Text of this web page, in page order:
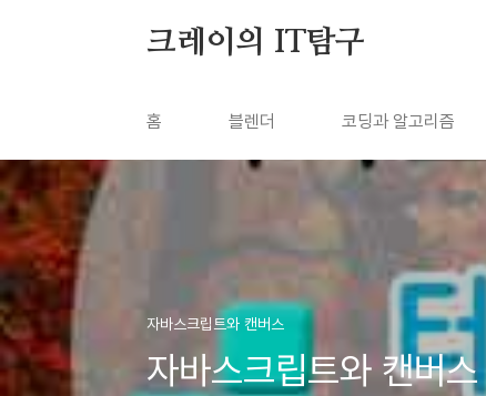
크레이의 IT탐구
홈 블렌더 코딩과 알고리즘
자바스크립트와 캔버스
자바스크립트와 캔버